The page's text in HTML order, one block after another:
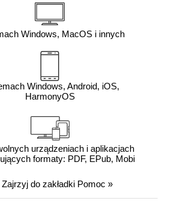
Windows, MacOS i innych
Windows, Android, iOS,
HarmonyOS
urządzeniach i aplikacjach
formaty: PDF, EPub, Mobi
do zakładki Pomoc »